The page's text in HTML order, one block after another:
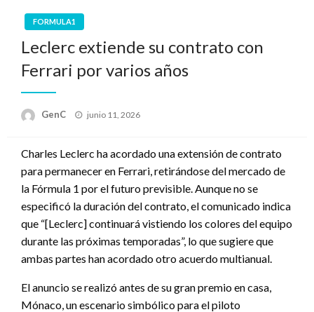
FORMULA1
Leclerc extiende su contrato con
Ferrari por varios años
GenC
Publicado
junio 11, 2026
Charles Leclerc ha acordado una extensión de contrato
para permanecer en Ferrari, retirándose del mercado de
la Fórmula 1 por el futuro previsible. Aunque no se
especificó la duración del contrato, el comunicado indica
que “[Leclerc] continuará vistiendo los colores del equipo
durante las próximas temporadas”, lo que sugiere que
ambas partes han acordado otro acuerdo multianual.
El anuncio se realizó antes de su gran premio en casa,
Mónaco, un escenario simbólico para el piloto